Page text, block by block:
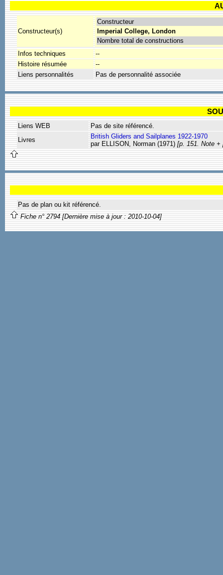
Constructeur(s)
Constructeur
Imperial College, London
Nombre total de constructions
Infos techniques
--
Histoire résumée
--
Liens personnalités
Pas de personnalité associée
Liens WEB
Pas de site référencé.
Livres
British Gliders and Sailplanes 1922-1970
par ELLISON, Norman (1971) [p. 151. Note +
Pas de plan ou kit référencé.
Fiche n° 2794 [Dernière mise à jour : 2010-10-04]